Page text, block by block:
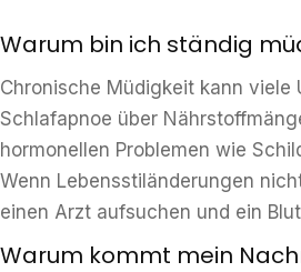
Warum bin ich ständig
Chronische Müdigkeit kann viele
Schlafapnoe über
hormonellen Problemen wie
Wenn Lebensstiländerungen
einen Arzt aufsuchen und ein
Warum kommt mein